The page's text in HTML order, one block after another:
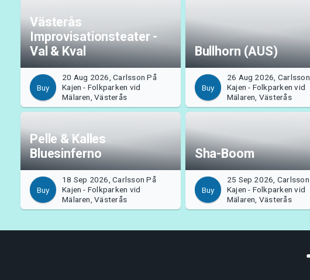
Västerås
Improvisationsteater -
Val & Kval
Buy
20 Aug 2026, Carlsson På
Kajen - Folkparken vid
Mälaren, Västerås
Bullhorn (AUS)
Buy
26 Aug 2026,
Kajen - Folkparken vid
Mälaren, Västerås
Pelle & Kalles
Bluesinferno
Buy
18 Sep 2026, Carlsson På
Kajen - Folkparken vid
Mälaren, Västerås
Sha-Boom
Buy
25 Sep 2026, Carlsson
Kajen - Folkparken vid
Mälaren, Västerås